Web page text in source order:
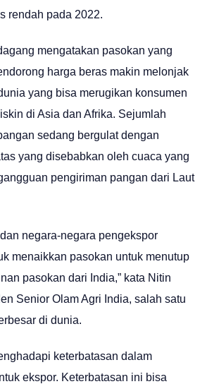
rendah pada 2022.
mengatakan pasokan yang
harga beras makin melonjak
yang bisa merugikan konsumen
di Asia dan Afrika. Sejumlah
sedang bergulat dengan
yang disebabkan oleh cuaca yang
pengiriman pangan dari Laut
negara-negara pengekspor
menaikkan pasokan untuk menutup
pasokan dari India,” kata Nitin
Senior Olam Agri India, salah satu
di dunia.
keterbatasan dalam
ekspor. Keterbatasan ini bisa